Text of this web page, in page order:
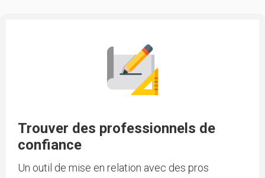
Trouver des professionnels de
confiance
Un outil de mise en relation avec des pros